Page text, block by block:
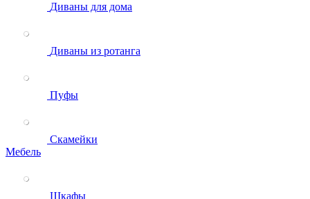
Диваны для дома
Диваны из ротанга
Пуфы
Скамейки
Мебель
Шкафы